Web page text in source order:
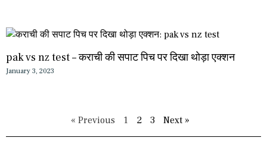
pak vs nz test – कराची की सपाट पिच पर दिखा थोड़ा एक्शन
January 3, 2023
« Previous 1 2 3 Next »